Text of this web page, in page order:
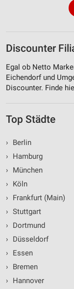
Discounter
Egal ob Netto
Eichendorf und
Discounter. Finde
Top Städte
›
Berlin
›
Hamburg
›
München
›
Köln
›
Frankfurt (Main)
› Stuttgart
›
Dortmund
›
Düsseldorf
›
Essen
›
Bremen
›
Hannover